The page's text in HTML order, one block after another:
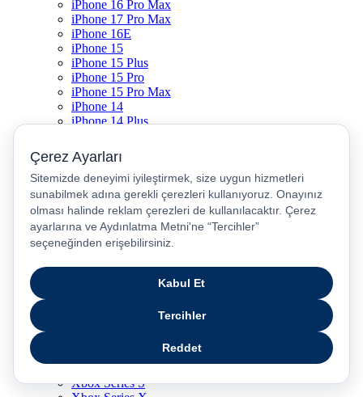
iPhone 16 Pro Max
iPhone 17 Pro Max
iPhone 16E
iPhone 15
iPhone 15 Plus
iPhone 15 Pro
iPhone 15 Pro Max
iPhone 14
iPhone 14 Plus
iPhone 14 Pro Max
iPhone 13
iPhone 12
iPhone 11
iPhone SE
Dyson Airwrap
Dyson V15
Dyson V15 Detect Submarine
Dyson Airstrait
Samsung Galaxy S25
PS4 / Playstation 4
Nintendo Switch
Xbox Series S